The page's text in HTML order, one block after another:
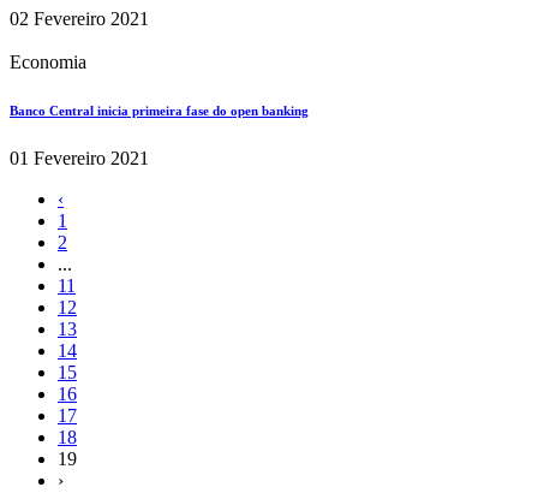
02 Fevereiro 2021
Economia
Banco Central inicia primeira fase do open banking
01 Fevereiro 2021
‹
1
2
...
11
12
13
14
15
16
17
18
19
›